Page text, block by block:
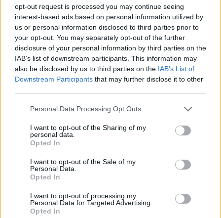
opt-out request is processed you may continue seeing
interest-based ads based on personal information utilized by
us or personal information disclosed to third parties prior to
your opt-out. You may separately opt-out of the further
disclosure of your personal information by third parties on the
IAB’s list of downstream participants. This information may
also be disclosed by us to third parties on the IAB’s List of
Downstream Participants that may further disclose it to other
Personal Data Processing Opt Outs
I want to opt-out of the Sharing of my
personal data.
Opted In
I want to opt-out of the Sale of my
Personal Data.
Opted In
I want to opt-out of processing my
Personal Data for Targeted Advertising.
Opted In
ARTICOLO PRECEDENTE
Ricostruzione post alluvione,
riaperta la strada che collega
ARTICOLO SUCCESSIVO
Zaia ai bagnanti “Responsabilità e
rispetto, non mettiamo a rischio la
STAY CONNECTED
9,253